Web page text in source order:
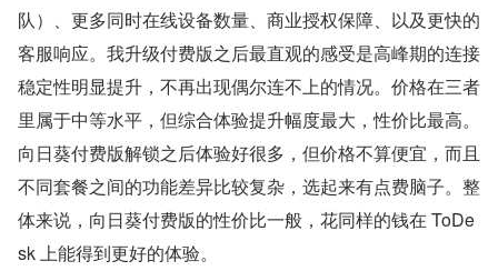
队）、更多同时在线设备数量、商业授权保障、以及更快的
客服响应。我升级付费版之后最直观的感受是高峰期的连接
稳定性明显提升，不再出现偶尔连不上的情况。价格在三者
里属于中等水平，但综合体验提升幅度最大，性价比最高。
向日葵付费版解锁之后体验好很多，但价格不算便宜，而且
不同套餐之间的功能差异比较复杂，选起来有点费脑子。整
体来说，向日葵付费版的性价比一般，花同样的钱在 ToDe
sk 上能得到更好的体验。